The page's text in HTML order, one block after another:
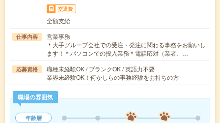
交通費
全額支給
仕事内容
営業事務
＊大手グループ会社での受注・発注に関わる事務をお願いし
ます！＊パソコンでの投入業務＊電話応対（業者、…
応募資格
職種未経験OK / ブランクOK / 英語力不要
業界未経験OK！何かしらの事務経験をお持ちの方
職場の雰囲気
年齢層